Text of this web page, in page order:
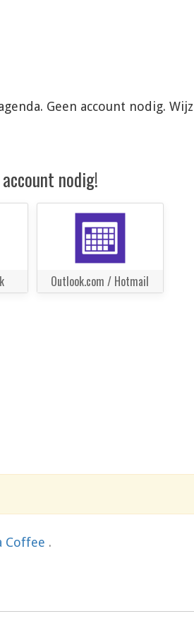
Geen account nodig.
nodig!
Outlook.com / Hotmail
Coffee .